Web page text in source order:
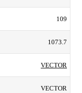
109
1073.7
VECTOR
VECTOR